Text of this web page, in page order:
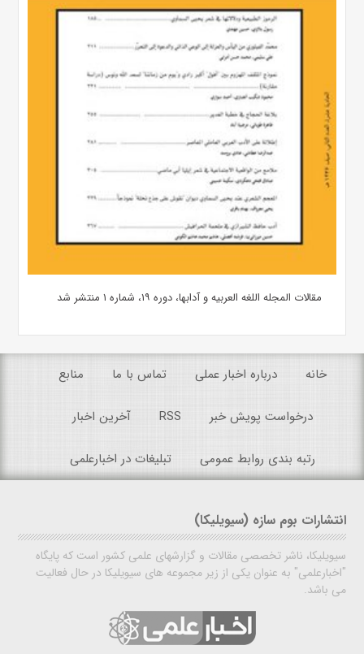
مقالات المجله اللغه العربیه و آدابها، دوره ۱۹، شماره ۱ منتشر شد
خانه درباره اخبار عملی تماس با ما منابع
درخواست پویش خبر RSS آخرین اخبار
رتبه بندی روابط عمومی تبلیغات در اخبارعلمی
انتشارات بوم سازه (سیویلیکا)
سیویلیکا، ناشر تخصصی مقالات و گزارشهای علمی کشور است که پایگاه
"اخبارعلمی" به عنوان یکی از زیر مجموعه های سیویلیکا در حال فعالیت
می باشد.